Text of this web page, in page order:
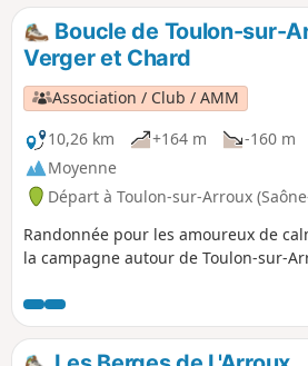
Boucle de Toulon-sur-
Verger et Chard
Association / Club / AMM
10,26 km
+164 m -160 m
Moyenne
Départ à Toulon-sur-Arroux
Randonnée pour les amoureux de
la campagne autour de Toulon-sur-